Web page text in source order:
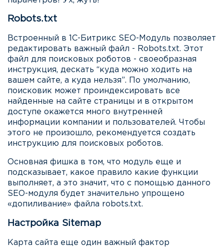
Robots.txt
Встроенный в 1С-Битрикс SEO-Модуль позволяет
редактировать важный файл - Robots.txt. Этот
файл для поисковых роботов - своеобразная
инструкция, дескать “куда можно ходить на
вашем сайте, а куда нельзя”. По умолчанию,
поисковик может проиндексировать все
найденные на сайте страницы и в открытом
доступе окажется много внутренней
информации компании и пользователей. Чтобы
этого не произошло, рекомендуется создать
инструкцию для поисковых роботов.
Основная фишка в том, что модуль еще и
подсказывает, какое правило какие функции
выполняет, а это значит, что с помощью данного
SEO-модуля будет значительно упрощено
«допиливание» файла robots.txt.
Настройка Sitemap
Карта сайта еще один важный фактор